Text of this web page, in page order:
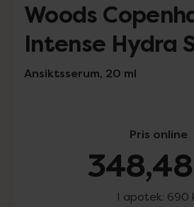
Woods
Intense Hydra
Ansiktsserum, 20 ml
Pris online
I apotek: 690